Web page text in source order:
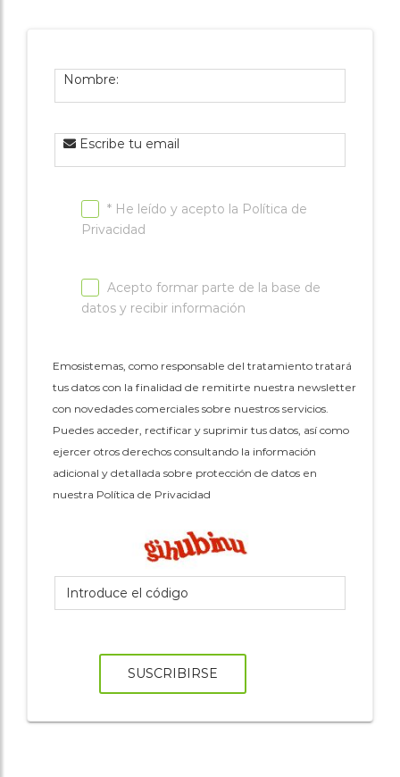
Nombre:
Escribe tu email
* He leído y acepto la Política de
Privacidad
Acepto formar parte de la base de
datos y recibir información
Emosistemas, como responsable del tratamiento tratará
tus datos con la finalidad de remitirte nuestra newsletter
con novedades comerciales sobre nuestros servicios.
Puedes acceder, rectificar y suprimir tus datos, así como
ejercer otros derechos consultando la información
adicional y detallada sobre protección de datos en
nuestra Política de Privacidad
SUSCRIBIRSE